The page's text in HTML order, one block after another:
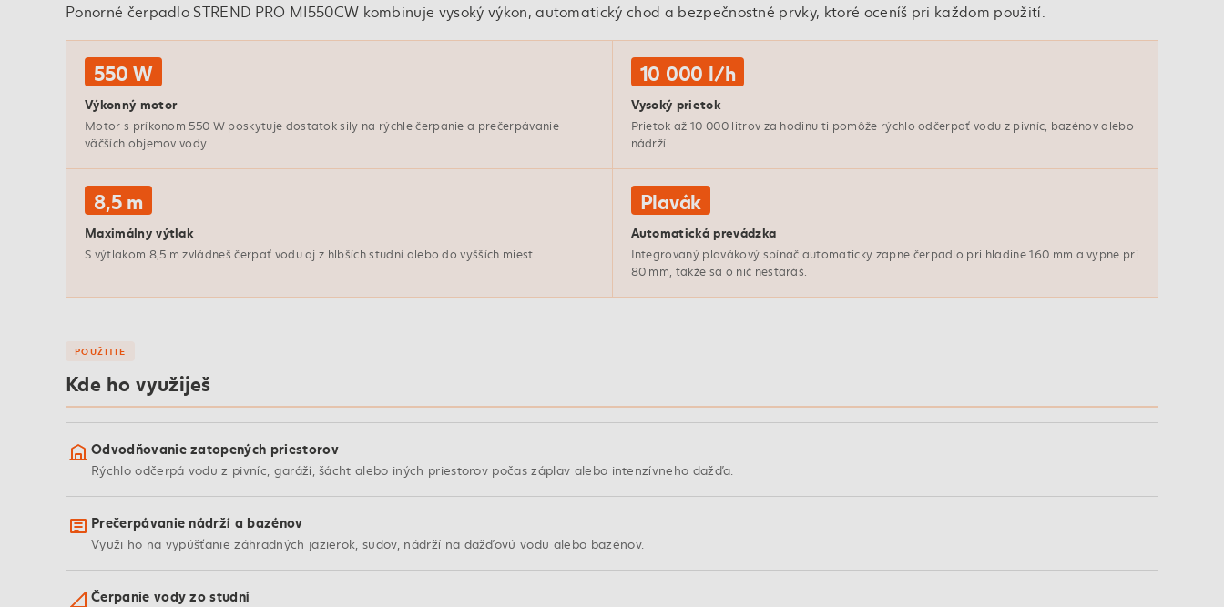
Ponorné čerpadlo STREND PRO MI550CW kombinuje vysoký výkon, automatický chod a bezpečnostné prvky, ktoré oceníš pri každom použití.
550 W
Výkonný motor
Motor s príkonom 550 W poskytuje dostatok sily na rýchle čerpanie a prečerpávanie
väčších objemov vody.
10 000 l/h
Vysoký prietok
Prietok až 10 000 litrov za hodinu ti pomôže rýchlo odčerpať vodu z pivníc, bazénov alebo
nádrží.
8,5 m
Maximálny výtlak
S výtlakom 8,5 m zvládneš čerpať vodu aj z hlbších studní alebo do vyšších miest.
Plavák
Automatická prevádzka
Integrovaný plavákový spínač automaticky zapne čerpadlo pri hladine 160 mm a vypne pri
80 mm, takže sa o nič nestaráš.
POUŽITIE
Kde ho využiješ
Odvodňovanie zatopených priestorov
Rýchlo odčerpá vodu z pivníc, garáží, šácht alebo iných priestorov počas záplav alebo intenzívneho dažďa.
Prečerpávanie nádrží a bazénov
Využi ho na vypúšťanie záhradných jazierok, sudov, nádrží na dažďovú vodu alebo bazénov.
Čerpanie vody zo studní